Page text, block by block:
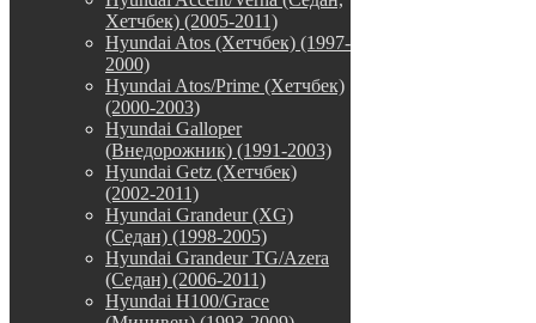
Хетчбек) (2005-2011)
Hyundai Atos (Хетчбек) (1997-
2000)
Hyundai Atos/Prime (Хетчбек)
(2000-2003)
Hyundai Galloper
(Внедорожник) (1991-2003)
Hyundai Getz (Хетчбек)
(2002-2011)
Hyundai Grandeur (XG)
(Седан) (1998-2005)
Hyundai Grandeur TG/Azera
(Седан) (2006-2011)
Hyundai H100/Grace